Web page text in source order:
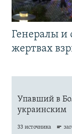
Генералы и
жертвах